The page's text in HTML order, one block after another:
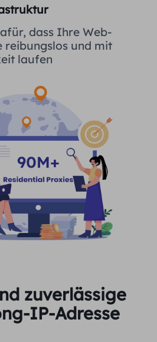
dass Ihre Web-
reibungslos und mit
laufen
zuverlässige
IP-Adresse